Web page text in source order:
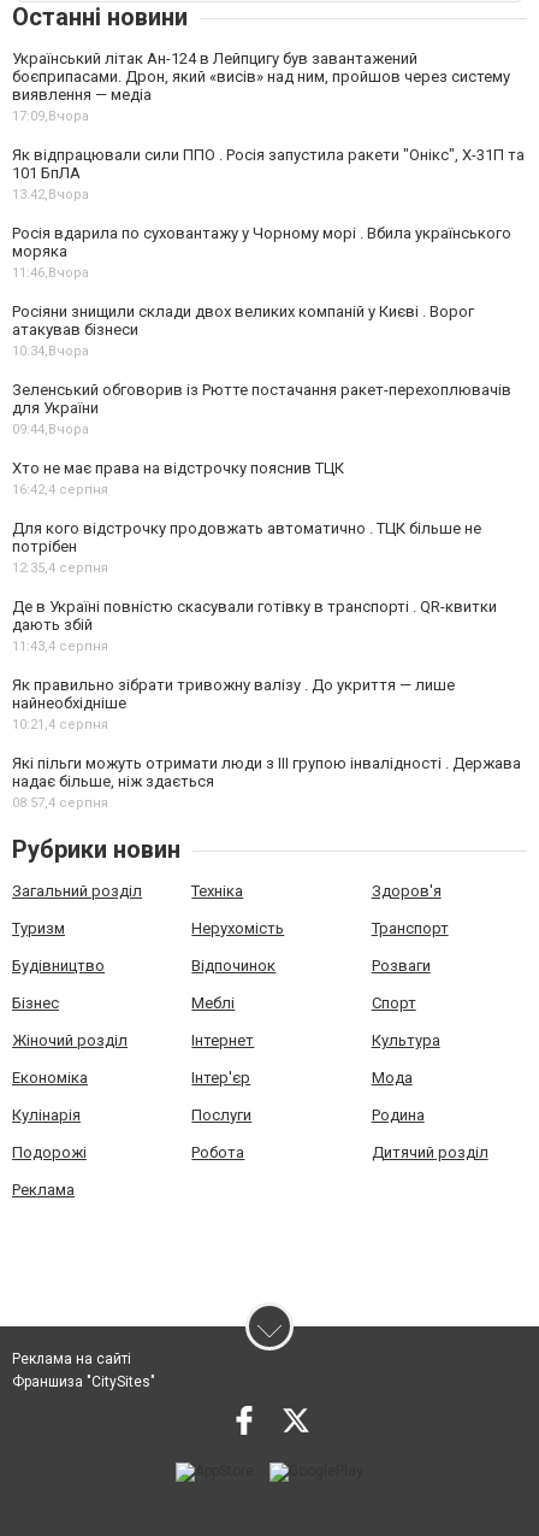
Останні новини
Український літак Ан-124 в Лейпцигу був завантажений
боєприпасами. Дрон, який «висів» над ним, пройшов через систему
виявлення — медіа
17:09,Вчора
Як відпрацювали сили ППО . Росія запустила ракети "Онікс", Х-31П та
101 БпЛА
13:42,Вчора
Росія вдарила по суховантажу у Чорному морі . Вбила українського
моряка
11:46,Вчора
Росіяни знищили склади двох великих компаній у Києві . Ворог
атакував бізнеси
10:34,Вчора
Зеленський обговорив із Рютте постачання ракет-перехоплювачів
для України
09:44,Вчора
Хто не має права на відстрочку пояснив ТЦК
16:42,4 серпня
Для кого відстрочку продовжать автоматично . ТЦК більше не
потрібен
12:35,4 серпня
Де в Україні повністю скасували готівку в транспорті . QR-квитки
дають збій
11:43,4 серпня
Як правильно зібрати тривожну валізу . До укриття — лише
найнеобхідніше
10:21,4 серпня
Які пільги можуть отримати люди з III групою інвалідності . Держава
надає більше, ніж здається
08:57,4 серпня
Рубрики новин
Загальний розділ Техніка Здоров'я
Туризм Нерухомість Транспорт
Будівництво Відпочинок Розваги
Бізнес Меблі Спорт
Жіночий розділ Інтернет Культура
Економіка Інтер'єр Мода
Кулінарія Послуги Родина
Подорожі Робота Дитячий розділ
Реклама
Реклама на сайті
Франшиза "CitySites"